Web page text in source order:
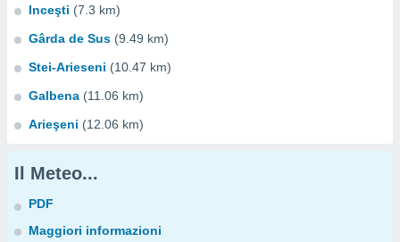
Inceşti (7.3 km)
Gârda de Sus (9.49 km)
Stei-Arieseni (10.47 km)
Galbena (11.06 km)
Arieşeni (12.06 km)
Il Meteo...
PDF
Maggiori informazioni